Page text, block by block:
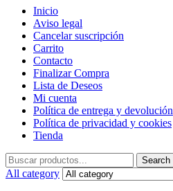
Inicio
Aviso legal
Cancelar suscripción
Carrito
Contacto
Finalizar Compra
Lista de Deseos
Mi cuenta
Política de entrega y devolución
Política de privacidad y cookies
Tienda
Search
for:
Search
All category